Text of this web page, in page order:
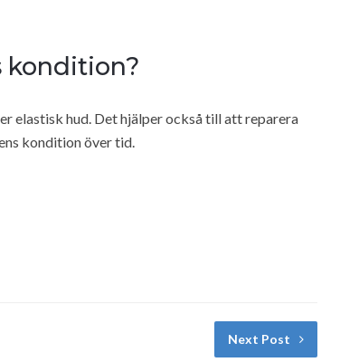
kondition?
elastisk hud. Det hjälper också till att reparera
kondition över tid.
Next Post